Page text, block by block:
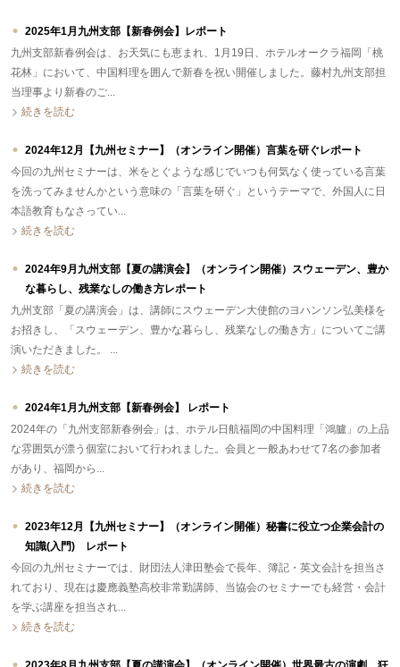
2025年1月九州支部【新春例会】レポート
九州支部新春例会は、お天気にも恵まれ、1月19日、ホテルオークラ福岡「桃
花林」において、中国料理を囲んで新春を祝い開催しました。藤村九州支部担
当理事より新春のご...
続きを読む
2024年12月【九州セミナー】（オンライン開催）言葉を研ぐレポート
今回の九州セミナーは、米をとぐような感じでいつも何気なく使っている言葉
を洗ってみませんかという意味の「言葉を研ぐ」というテーマで、外国人に日
本語教育もなさってい...
続きを読む
2024年9月九州支部【夏の講演会】（オンライン開催）スウェーデン、豊か
な暮らし、残業なしの働き方レポート
九州支部「夏の講演会」は、講師にスウェーデン大使館のヨハンソン弘美様を
お招きし、「スウェーデン、豊かな暮らし、残業なしの働き方」についてご講
演いただきました。 ...
続きを読む
2024年1月九州支部【新春例会】 レポート
2024年の「九州支部新春例会」は、ホテル日航福岡の中国料理「鴻臚」の上品
な雰囲気が漂う個室において行われました。会員と一般あわせて7名の参加者
があり、福岡から...
続きを読む
2023年12月【九州セミナー】（オンライン開催）秘書に役立つ企業会計の
知識(入門) レポート
今回の九州セミナーでは、財団法人津田塾会で長年、簿記・英文会計を担当さ
れており、現在は慶應義塾高校非常勤講師、当協会のセミナーでも経営・会計
を学ぶ講座を担当され...
続きを読む